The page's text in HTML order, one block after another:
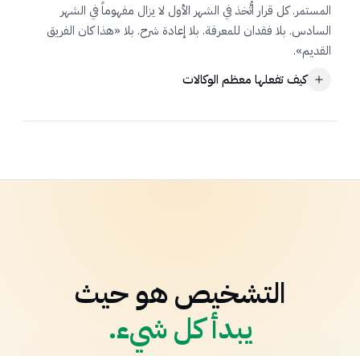
المستمر. كل قرار اتُّخذ في الشهر الأول لا يزال مفهوماً في الشهر
السادس. بلا فقدان للمعرفة. بلا إعادة شرح. بلا «هذا كان الفريق
القديم».
كيف تفعلها معظم الوكالات
معظم الوكالات
التشخيص هو حيث
يبدأ كل شيء.